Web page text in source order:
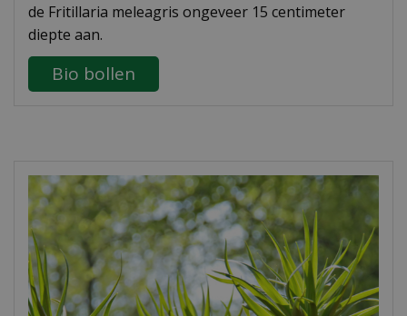
de Fritillaria meleagris ongeveer 15 centimeter
diepte aan.
Bio bollen